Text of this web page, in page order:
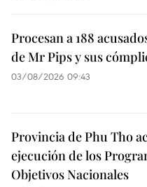
Procesan a 188
de Mr Pips y sus
03/08/2026 09:43
Provincia de Phu Tho
ejecución de los
Objetivos Nacionales